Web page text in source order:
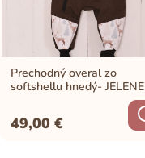
Prechodný overal zo
softshellu hnedý- JELENE
49,00€